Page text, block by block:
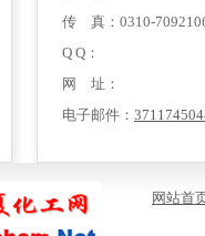
传 真：0310-
Q Q：
网 址：
电子邮件：
网站首